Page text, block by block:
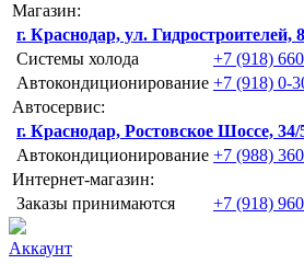
Магазин:
г. Краснодар, ул. Гидростроителей, 8
Системы холода
+7 (918)
Автокондиционирование +7 (918) 0-
Автосервис:
г. Краснодар, Ростовское Шоссе, 34/
Автокондиционирование +7 (988)
Интернет-магазин:
Заказы принимаются
+7 (918)
Аккаунт